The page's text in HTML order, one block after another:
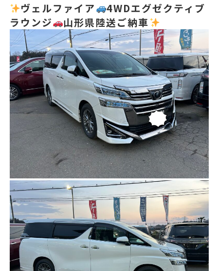
ヴェルファイア
4WDエグゼクティブ
ラウンジ
山形県陸送ご納車